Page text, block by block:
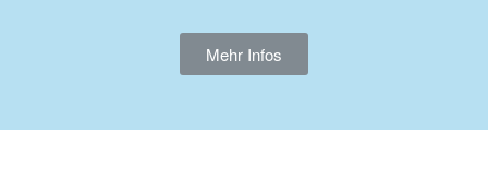
Mehr Infos